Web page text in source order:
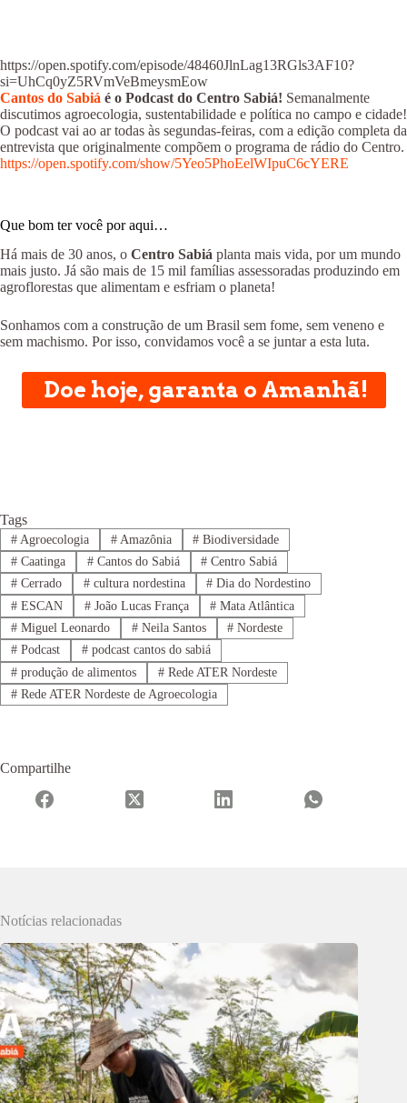
https://open.spotify.com/episode/48460JlnLag13RGls3AF10?
si=UhCq0yZ5RVmVeBmeysmEow
Cantos do Sabiá é o Podcast do Centro Sabiá! Semanalmente
discutimos agroecologia, sustentabilidade e política no campo e cidade!
O podcast vai ao ar todas às segundas-feiras, com a edição completa da
entrevista que originalmente compõem o programa de rádio do Centro.
https://open.spotify.com/show/5Yeo5PhoEelWIpuC6cYERE
Que bom ter você por aqui…
Há mais de 30 anos, o Centro Sabiá planta mais vida, por um mundo
mais justo. Já são mais de 15 mil famílias assessoradas produzindo em
agroflorestas que alimentam e esfriam o planeta!
Sonhamos com a construção de um Brasil sem fome, sem veneno e
sem machismo. Por isso, convidamos você a se juntar a esta luta.
Doe hoje, garanta o Amanhã!
Tags
#Agroecologia #Amazônia # Biodiversidade
#Caatinga #Cantos do Sabiá # Centro Sabiá
#Cerrado #cultura nordestina # Dia do Nordestino
#ESCAN #João Lucas França # Mata Atlântica
#Miguel Leonardo #Neila Santos # Nordeste
#Podcast #podcast cantos do sabiá
#produção de alimentos #Rede ATER Nordeste
#Rede ATER Nordeste de Agroecologia
Compartilhe
Notícias relacionadas